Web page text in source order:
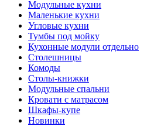
Модульные кухни
Маленькие кухни
Угловые кухни
Тумбы под мойку
Кухонные модули отдельно
Столешницы
Комоды
Столы-книжки
Модульные спальни
Кровати с матрасом
Шкафы-купе
Новинки